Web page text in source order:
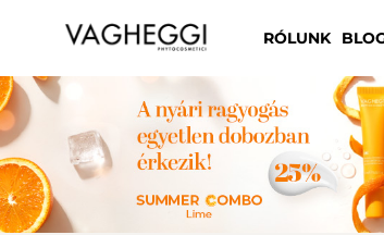
RÓLUNK